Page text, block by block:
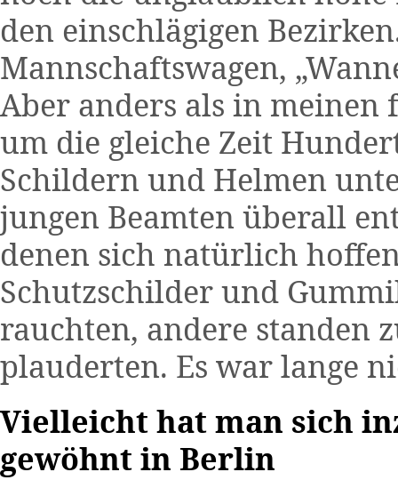
den einschlägigen
Mannschaftswagen,
Aber anders als in
um die gleiche Zeit
Schildern und Helmen
jungen Beamten überall
denen sich natürlich
Schutzschilder und
rauchten, andere standen
plauderten. Es war lange
Vielleicht hat man sich
gewöhnt in Berlin